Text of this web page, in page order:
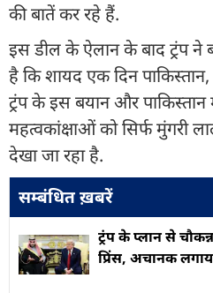
की बातें कर रहे हैं.
इस डील के ऐलान के बाद ट्रंप ने
है कि शायद एक दिन
ट्रंप के इस बयान और
महत्वकांक्षाओं को सिर्फ मुंगरी
देखा जा रहा है.
सम्बंधित ख़बरें
ट्रंप के प्लान से
प्रिंस, अचानक